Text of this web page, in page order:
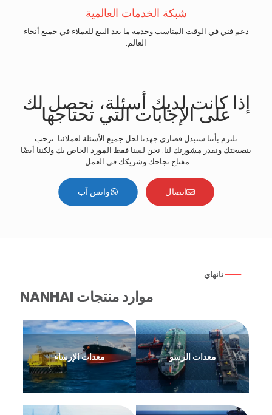
شبكة الخدمات العالمية
دعم فني في الوقت المناسب وخدمة ما بعد البيع للعملاء في جميع أنحاء
العالم.
إذا كانت لديك أسئلة، نحصل لك
على الإجابات التي تحتاجها
نلتزم بأننا سنبذل قصارى جهدنا لحل جميع الأسئلة لعملائنا. نرحب
بنصيحتك ونقدر مشورتك لنا. نحن لسنا فقط المورد الخاص بك ولكننا أيضًا
مفتاح نجاحك وشريكك في العمل.
اتصال واتس آب
نانهاي
موارد منتجات NANHAI
معدات الرسو معدات الإرساء